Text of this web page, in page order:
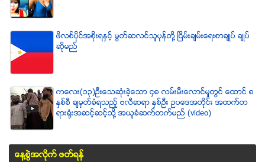
ဖိလစ္ပိုင္အစိုးရႏွင့္ မြတ္ဆလင္သူပုန္တို႔ ၿငိမ္းခ်မ္းေရးစာခ်ဳပ္ ခ်ဳပ္
ဆိုမည္
ကေလး(၁၃)ဦးေသဆံုးခဲ့ေသာ ၄၈ လမ္းမီးေလာင္မႈတြင္ ေထာင္ ၈
ႏွစ္စီ ခ်မွတ္ခံရသည့္ ဗလီဆရာ ႏွစ္ဦး ဥပေဒအတိုင္း အထက္တ
ရားရံုးအဆင့္ဆင့္သို႔ အယူခံဆက္တက္မည္ (video)
ေန႔စြဲအလိုက္ ဖတ္ရန္